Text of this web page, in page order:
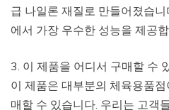
급 나일론 재질로 만들어졌습
에서 가장 우수한 성능을 제공
3. 이 제품을 어디서 구매할 수
이 제품은 대부분의 체육용품
매할 수 있습니다. 우리는 고객